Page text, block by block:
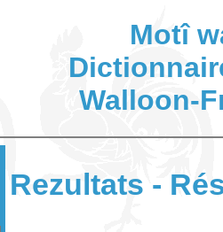
Motî
Walloon-
Rezultats -